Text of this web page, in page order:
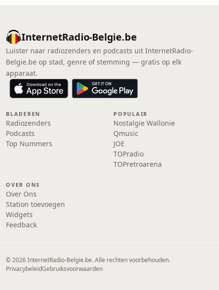
InternetRadio-Belgie.be
Luister naar radiozenders en podcasts uit InternetRadio-
Belgie.be op stad, genre of stemming — gratis op elk
apparaat.
BLADEREN
Radiozenders
Podcasts
Top Nummers
POPULAIR
Nostalgie Wallonie
Qmusic
JOE
TOPradio
TOPretroarena
OVER ONS
Over Ons
Station toevoegen
Widgets
Feedback
© 2026 InternetRadio-Belgie.be. Alle rechten voorbehouden.
PrivacybeleidGebruiksvoorwaarden